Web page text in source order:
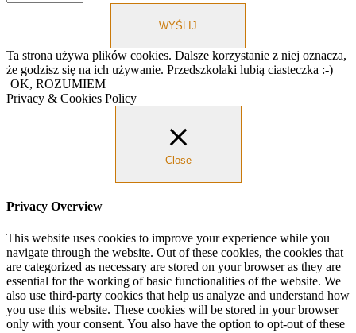
WYŚLIJ
Ta strona używa plików cookies. Dalsze korzystanie z niej oznacza,
że godzisz się na ich używanie. Przedszkolaki lubią ciasteczka :-)
OK, ROZUMIEM
Privacy & Cookies Policy
Close
Privacy Overview
This website uses cookies to improve your experience while you
navigate through the website. Out of these cookies, the cookies that
are categorized as necessary are stored on your browser as they are
essential for the working of basic functionalities of the website. We
also use third-party cookies that help us analyze and understand how
you use this website. These cookies will be stored in your browser
only with your consent. You also have the option to opt-out of these